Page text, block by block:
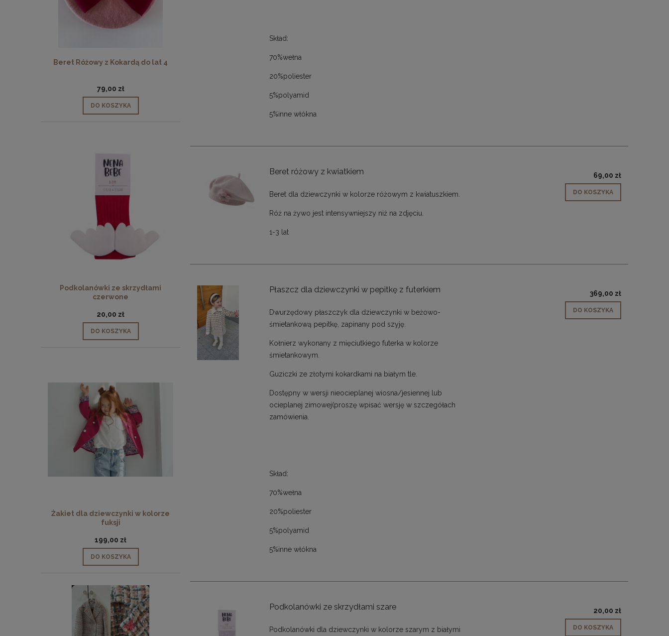
Beret Różowy z Kokardą do lat 4
79,00 zł
DO KOSZYKA
Podkolanówki ze skrzydłami
czerwone
20,00 zł
DO KOSZYKA
Żakiet dla dziewczynki w kolorze
fuksji
199,00 zł
DO KOSZYKA
Skład:
70%wełna
20%poliester
5%polyamid
5%inne włókna
Beret różowy z kwiatkiem
Beret dla dziewczynki w kolorze różowym z kwiatuszkiem.
Róż na żywo jest intensywniejszy niż na zdjęciu.
1-3 lat
69,00 zł
DO KOSZYKA
Płaszcz dla dziewczynki w pepitkę z futerkiem
Dwurzędowy płaszczyk dla dziewczynki w beżowo-
śmietankową pepitkę, zapinany pod szyję.
Kołnierz wykonany z mięciutkiego futerka w kolorze
śmietankowym.
Guziczki ze złotymi kokardkami na białym tle.
Dostępny w wersji nieocieplanej wiosna/jesiennej lub
ocieplanej zimowej(proszę wpisać wersję w szczegółach
zamówienia.
Skład:
70%wełna
20%poliester
5%polyamid
5%inne włókna
369,00 zł
DO KOSZYKA
Podkolanówki ze skrzydłami szare
Podkolanówki dla dziewczynki w kolorze szarym z białymi
20,00 zł
DO KOSZYKA